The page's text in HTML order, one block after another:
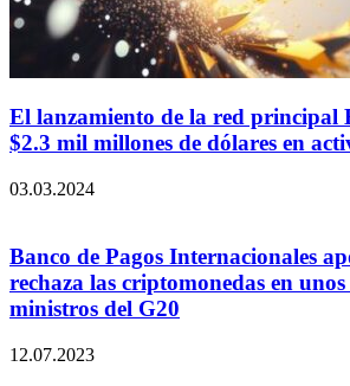
El lanzamiento de la red principal
$2.3 mil millones de dólares en
03.03.2024
Banco de Pagos Internacionales
rechaza las criptomonedas en
ministros del G20
12.07.2023